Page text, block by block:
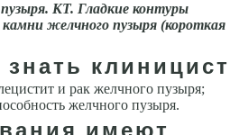
КТ. Гладкие контуры
желчного пузыря (короткая
клиницист
и рак желчного пузыря;
желчного пузыря.